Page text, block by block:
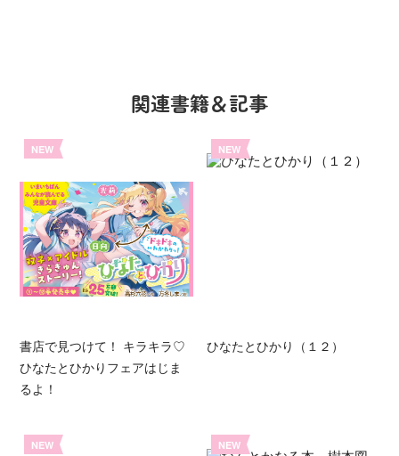
関連書籍＆記事
NEW
書店で見つけて！ キラキラ♡
ひなたとひかりフェアはじま
るよ！
NEW
ひなたとひかり（１２）
NEW NEW